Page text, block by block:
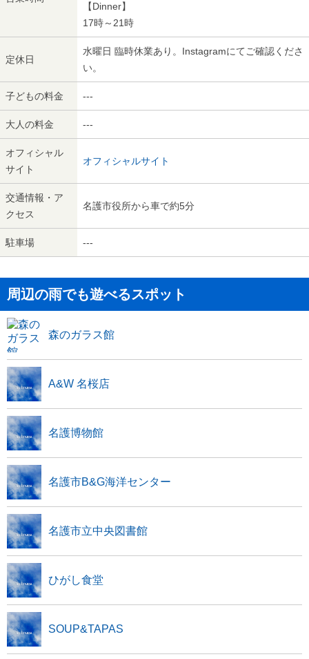
【Dinner】
17時～21時
定休日
水曜日 臨時休業あり。Instagramにてご確認くださ
い。
子どもの料金 ---
大人の料金 ---
オフィシャル
サイト
オフィシャルサイト
交通情報・ア
クセス
名護市役所から車で約5分
駐車場 ---
周辺の雨でも遊べるスポット
森のガラス館
A&W 名桜店
名護博物館
名護市B&G海洋センター
名護市立中央図書館
ひがし食堂
SOUP&TAPAS